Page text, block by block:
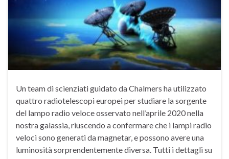
Un team di scienziati guidato da Chalmers ha utilizzato
quattro radiotelescopi europei per studiare la sorgente
del lampo radio veloce osservato nell’aprile 2020 nella
nostra galassia, riuscendo a confermare che i lampi radio
veloci sono generati da magnetar, e possono avere una
luminosità sorprendentemente diversa. Tutti i dettagli su